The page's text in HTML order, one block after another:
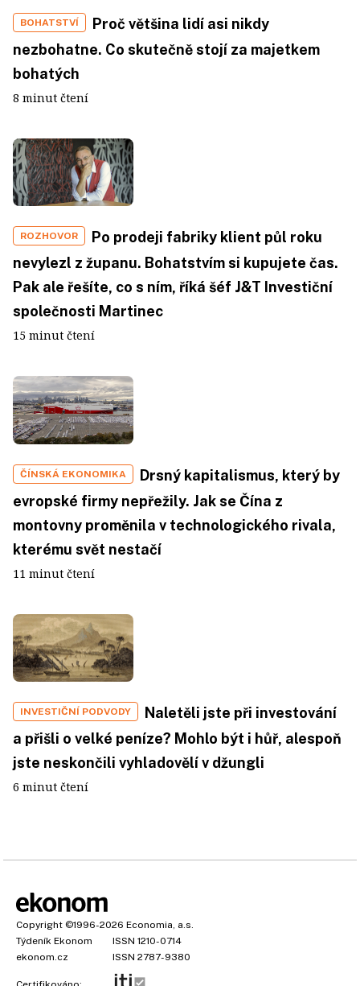
BOHATSTVÍ
Proč většina lidí asi nikdy
nezbohatne. Co skutečně stojí za majetkem
bohatých
8 minut čtení
ROZHOVOR
Po prodeji fabriky klient půl roku
nevylezl z županu. Bohatstvím si kupujete čas.
Pak ale řešíte, co s ním, říká šéf J&T Investiční
společnosti Martinec
15 minut čtení
ČÍNSKÁ EKONOMIKA
Drsný kapitalismus, který by
evropské firmy nepřežily. Jak se Čína z
montovny proměnila v technologického rivala,
kterému svět nestačí
11 minut čtení
INVESTIČNÍ PODVODY
Naletěli jste při investování
a přišli o velké peníze? Mohlo být i hůř, alespoň
jste neskončili vyhladovělí v džungli
6 minut čtení
Copyright ©1996-2026 Economia, a.s.
Týdeník Ekonom
ISSN 1210-0714
ekonom.cz
ISSN 2787-9380